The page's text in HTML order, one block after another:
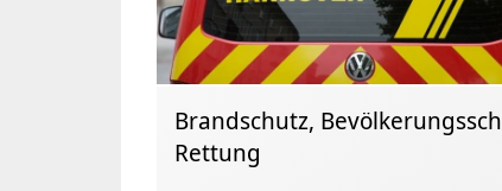
Brandschutz,
Rettung